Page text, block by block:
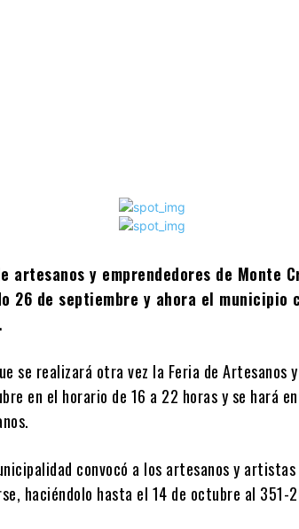
artesanos y emprendedores de Monte
26 de septiembre y ahora el municipio
se realizará otra vez la Feria de Artesanos
en el horario de 16 a 22 horas y se hará
convocó a los artesanos y
haciéndolo hasta el 14 de octubre al 351-